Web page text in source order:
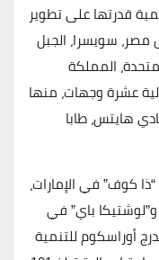
قدرتها على تطوير
سويسرا، الجبل
المملكة
عشرة وجهات، منها
هايتس، طابا
كوف” في الإمارات،
باي” في
أوراسكوم للتنمية